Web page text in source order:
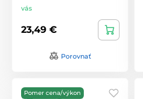
vás
23,49 €
Porovnať
Pomer cena/výkon